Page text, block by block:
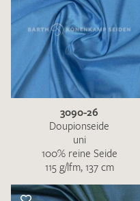
3090-26
Doupionseide
uni
100% reine Seide
115 g/lfm, 137 cm